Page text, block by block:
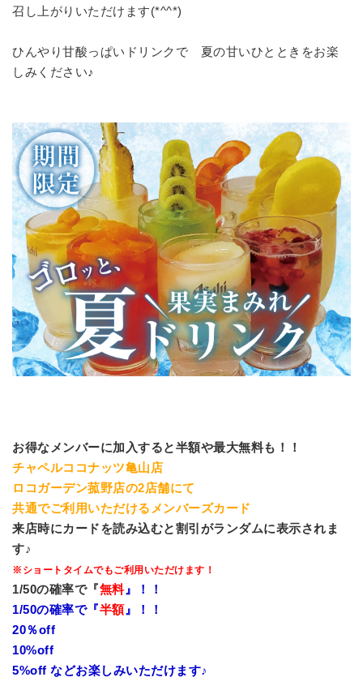
召し上がりいただけます(*^^*)
ひんやり甘酸っぱいドリンクで 夏の甘いひとときをお楽
しみください♪
お得なメンバーに加入すると半額や最大無料も！！
チャペルココナッツ亀山店
ロコガーデン菰野店の2店舗にて
共通でご利用いただけるメンバーズカード
来店時にカードを読み込むと割引がランダムに表示されま
す♪
※ショートタイムでもご利用いただけます！
1/50の確率で『無料』！！
1/50の確率で『半額』！！
20％off
10%off
5%off などお楽しみいただけます♪